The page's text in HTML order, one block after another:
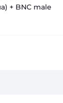
+ BNC male